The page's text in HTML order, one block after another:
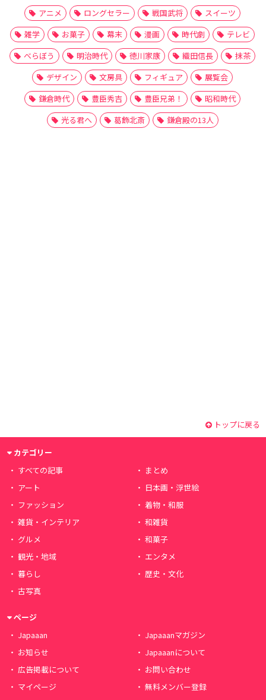
アニメ
ロングセラー 戦国武将
スイーツ
雑学
お菓子 幕末 漫画 時代劇
テレビ
べらぼう
明治時代 徳川家康 織田信長
抹茶
デザイン
文房具 フィギュア
展覧会
鎌倉時代
豊臣秀吉 豊臣兄弟！
昭和時代
光る君へ
葛飾北斎 鎌倉殿の13人
トップに戻る
カテゴリー
すべての記事
まとめ
アート
日本画・浮世絵
ファッション
着物・和服
雑貨・インテリア
和雑貨
グルメ
和菓子
観光・地域
エンタメ
暮らし
歴史・文化
古写真
ページ
Japaaan
Japaaanマガジン
お知らせ
Japaaanについて
広告掲載について
お問い合わせ
マイページ
無料メンバー登録